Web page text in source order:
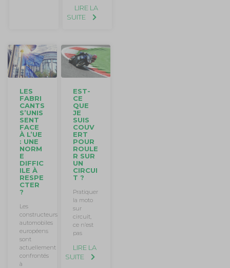
LIRE LA
SUITE
LES
FABRI
CANTS
S’UNIS
SENT
FACE
À L’UE
: UNE
NORM
E
DIFFIC
ILE À
RESPE
CTER
?
Les
constructeurs
automobiles
européens
sont
actuellement
confrontés
à
EST-
CE
QUE
JE
SUIS
COUV
ERT
POUR
ROULE
R SUR
UN
CIRCUI
T ?
Pratiquer
la moto
sur
circuit,
ce n’est
pas
LIRE LA
SUITE